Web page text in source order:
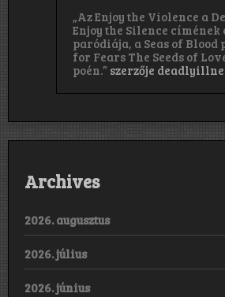
„Az Enjoy the Violence a
Enjoy the Silence címének
paródiája, a Seas of Blood
for Fears The Seeds of
poén.” szerzője
Archives
2026. augusztus
2026. július
2026. június